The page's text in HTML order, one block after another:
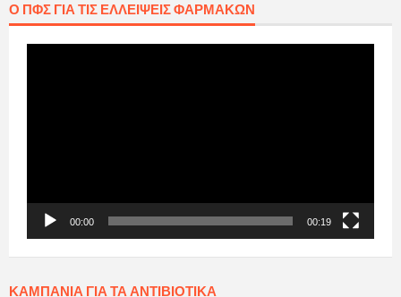
Ο ΠΦΣ ΓΙΑ ΤΙΣ ΕΛΛΕΊΨΕΙΣ ΦΑΡΜΆΚΩΝ
00:00 00:19
ΚΑΜΠΆΝΙΑ ΓΙΑ ΤΑ ΑΝΤΙΒΙΟΤΙΚΆ